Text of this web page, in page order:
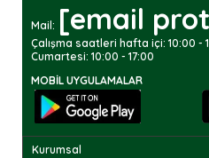
Mail: [email
Çalışma saatleri hafta içi: 10:00 -
Cumartesi: 10:00 - 17:00
MOBIL UYGULAMALAR
Kurumsal